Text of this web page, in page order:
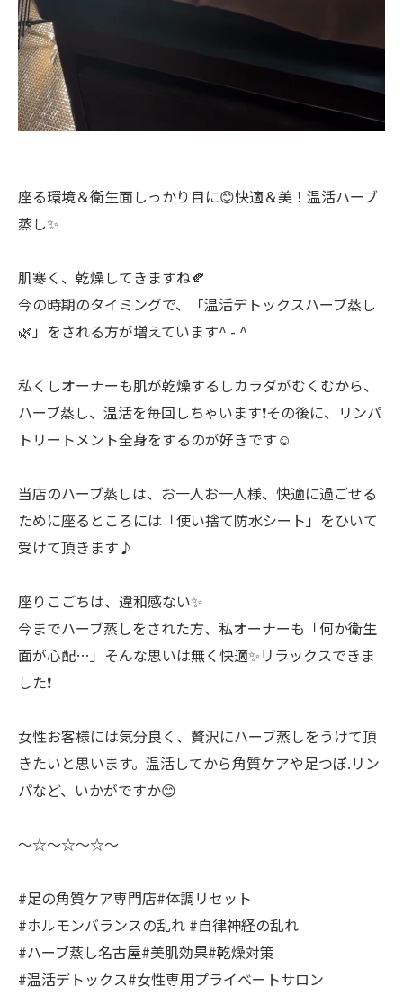
座る環境＆衛生面しっかり目に😊快適＆美！温活ハーブ
蒸し✨
肌寒く、乾燥してきますね🍂
今の時期のタイミングで、「温活デトックスハーブ蒸し
🌿」をされる方が増えています^ - ^
私くしオーナーも肌が乾燥するしカラダがむくむから、
ハーブ蒸し、温活を毎回しちゃいます❗️その後に、リンパ
トリートメント全身をするのが好きです☺️
当店のハーブ蒸しは、お一人お一人様、快適に過ごせる
ために座るところには「使い捨て防水シート」をひいて
受けて頂きます♪
座りこごちは、違和感ない✨
今までハーブ蒸しをされた方、私オーナーも「何か衛生
面が心配…」そんな思いは無く快適✨リラックスできま
した❗️
女性お客様には気分良く、贅沢にハーブ蒸しをうけて頂
きたいと思います。温活してから角質ケアや足つぼ.リン
パなど、いかがですか😊
〜☆〜☆〜☆〜
#足の角質ケア専門店#体調リセット
#ホルモンバランスの乱れ #自律神経の乱れ
#ハーブ蒸し名古屋#美肌効果#乾燥対策
#温活デトックス#女性専用プライベートサロン